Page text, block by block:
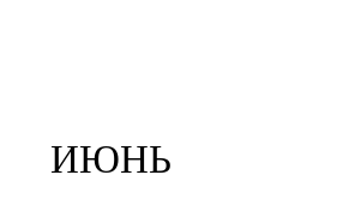
ИЮНЬ